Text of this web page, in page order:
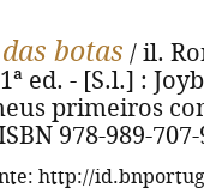
botas / il.
ed. - [S.l.] :
primeiros
978-989-
http://